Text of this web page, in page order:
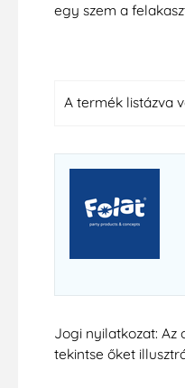
egy szem a
A termék listázva
Jogi nyilatkozat: Az
tekintse őket